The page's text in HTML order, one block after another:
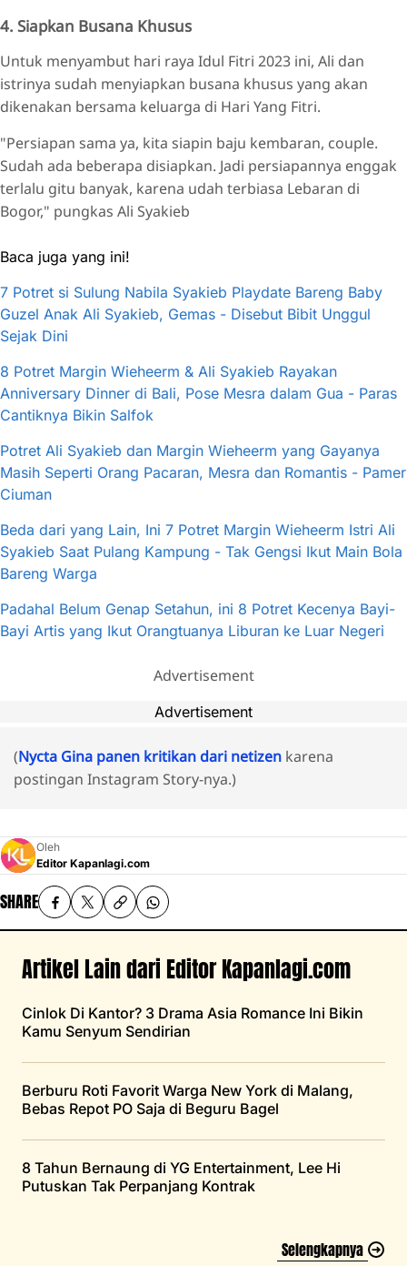
4. Siapkan Busana Khusus
Untuk menyambut hari raya Idul Fitri 2023 ini, Ali dan
istrinya sudah menyiapkan busana khusus yang akan
dikenakan bersama keluarga di Hari Yang Fitri.
"Persiapan sama ya, kita siapin baju kembaran, couple.
Sudah ada beberapa disiapkan. Jadi persiapannya enggak
terlalu gitu banyak, karena udah terbiasa Lebaran di
Bogor," pungkas Ali Syakieb
Baca juga yang ini!
7 Potret si Sulung Nabila Syakieb Playdate Bareng Baby
Guzel Anak Ali Syakieb, Gemas - Disebut Bibit Unggul
Sejak Dini
8 Potret Margin Wieheerm & Ali Syakieb Rayakan
Anniversary Dinner di Bali, Pose Mesra dalam Gua - Paras
Cantiknya Bikin Salfok
Potret Ali Syakieb dan Margin Wieheerm yang Gayanya
Masih Seperti Orang Pacaran, Mesra dan Romantis - Pamer
Ciuman
Beda dari yang Lain, Ini 7 Potret Margin Wieheerm Istri Ali
Syakieb Saat Pulang Kampung - Tak Gengsi Ikut Main Bola
Bareng Warga
Padahal Belum Genap Setahun, ini 8 Potret Kecenya Bayi-
Bayi Artis yang Ikut Orangtuanya Liburan ke Luar Negeri
Advertisement
Advertisement
(Nycta Gina panen kritikan dari netizen karena
postingan Instagram Story-nya.)
Oleh
Editor Kapanlagi.com
SHARE
Artikel Lain dari Editor Kapanlagi.com
Cinlok Di Kantor? 3 Drama Asia Romance Ini Bikin
Kamu Senyum Sendirian
Berburu Roti Favorit Warga New York di Malang,
Bebas Repot PO Saja di Beguru Bagel
8 Tahun Bernaung di YG Entertainment, Lee Hi
Putuskan Tak Perpanjang Kontrak
Selengkapnya